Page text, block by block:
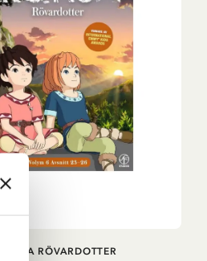
LÄGG I VARUKORG
RONJA RÖVARDOTTER